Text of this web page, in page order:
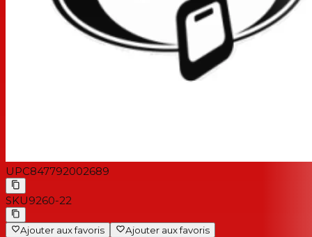
UPC847792002689
SKU9260-22
Ajouter aux favoris Ajouter aux favoris